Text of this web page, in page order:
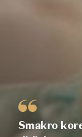
Smakro